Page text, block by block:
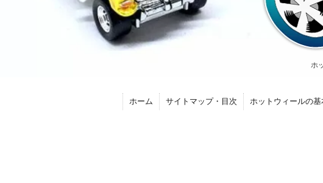
ホ
ホーム サイトマップ・目次 ホットウィールの基